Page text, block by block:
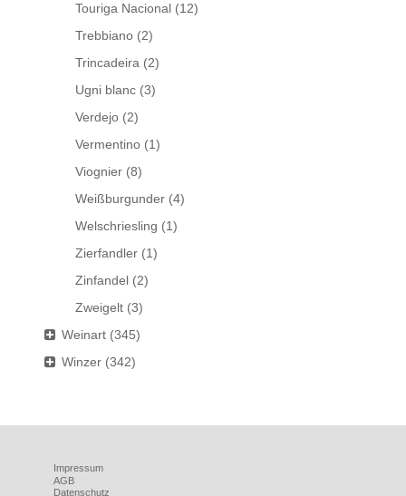
Touriga Nacional (12)
Trebbiano (2)
Trincadeira (2)
Ugni blanc (3)
Verdejo (2)
Vermentino (1)
Viognier (8)
Weißburgunder (4)
Welschriesling (1)
Zierfandler (1)
Zinfandel (2)
Zweigelt (3)
Weinart (345)
Winzer (342)
Impressum
AGB
Datenschutz